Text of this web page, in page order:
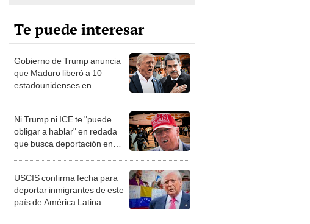
Te puede interesar
Gobierno de Trump anuncia
que Maduro liberó a 10
estadounidenses en
Ni Trump ni ICE te "puede
obligar a hablar" en redada
que busca deportación en
Maryland
USCIS confirma fecha para
deportar inmigrantes de este
país de América Latina: